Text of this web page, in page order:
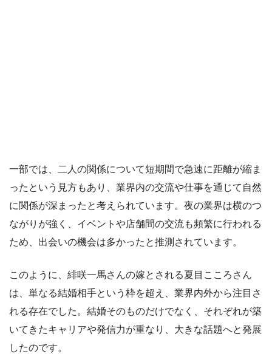
一部では、二人の関係について短期間で急速に距離が縮ま
ったという見方もあり、業界内の交流や仕事を通じて自然
に関係が深まったと考えられています。夜の業界は横のつ
ながりが強く、イベントや店舗間の交流も頻繁に行われる
ため、出会いの機会は多かったと推測されています。
このように、緋咲一馬さんの嫁とされる夏目こころさん
は、単なる結婚相手という枠を超え、業界内外から注目さ
れる存在でした。結婚そのものだけでなく、それぞれが築
いてきたキャリアや発信力が重なり、大きな話題へと発展
したのです。